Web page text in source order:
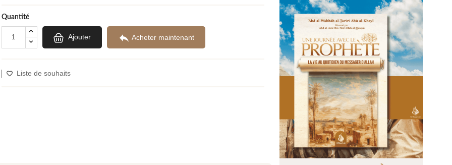
Quantité
Ajouter  Acheter maintenant
Liste de souhaits